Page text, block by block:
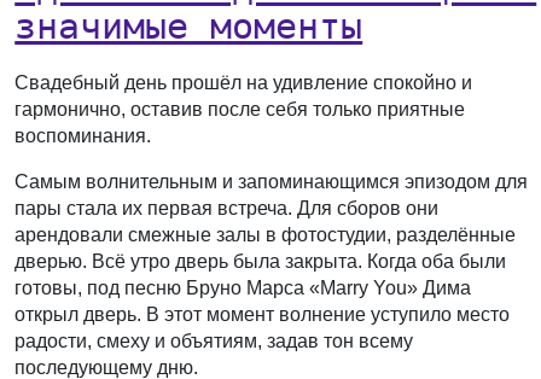
значимые моменты
Свадебный день прошёл на удивление спокойно и
гармонично, оставив после себя только приятные
воспоминания.
Самым волнительным и запоминающимся эпизодом для
пары стала их первая встреча. Для сборов они
арендовали смежные залы в фотостудии, разделённые
дверью. Всё утро дверь была закрыта. Когда оба были
готовы, под песню Бруно Марса «Marry You» Дима
открыл дверь. В этот момент волнение уступило место
радости, смеху и объятиям, задав тон всему
последующему дню.